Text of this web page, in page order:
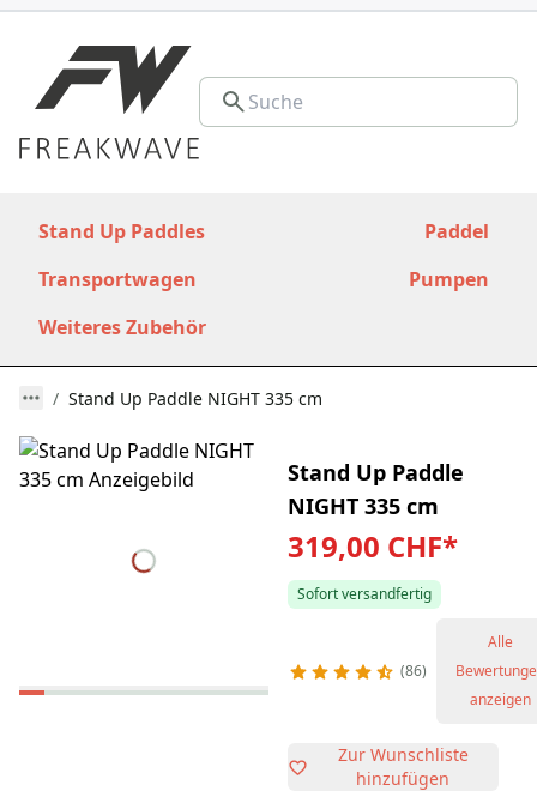
Stand Up Paddles
Paddel
Transportwagen
Pumpen
Weiteres Zubehör
Stand Up Paddle NIGHT 335 cm
Stand Up Paddle
NIGHT 335 cm
319,00 CHF*
Sofort versandfertig
86
Alle
anzeigen
Zur Wunschliste
hinzufügen